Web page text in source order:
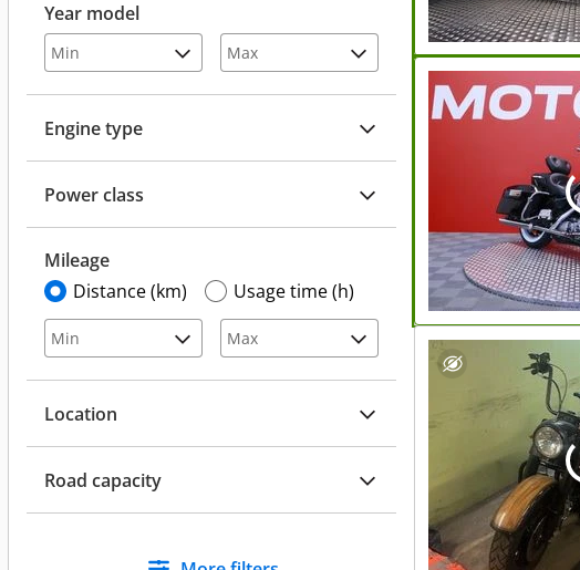
Year model
Engine type
Power class
Mileage
Distance (km)
Usage time (h)
Location
Road capacity